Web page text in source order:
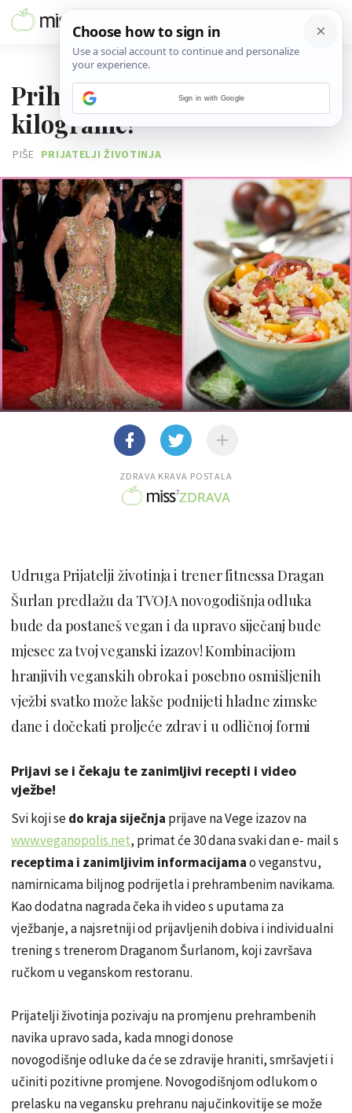
Prihvati Vege izazov i izgubi
kilograme!
PIŠE PRIJATELJI ŽIVOTINJA
ZDRAVA KRAVA POSTALA
Udruga Prijatelji životinja i trener fitnessa Dragan
Šurlan predlažu da TVOJA novogodišnja odluka
bude da postaneš vegan i da upravo siječanj bude
mjesec za tvoj veganski izazov! Kombinacijom
hranjivih veganskih obroka i posebno osmišljenih
vježbi svatko može lakše podnijeti hladne zimske
dane i dočekati proljeće zdrav i u odličnoj formi
Prijavi se i čekaju te zanimljivi recepti i video
vježbe!
Svi koji sedo kraja siječnja prijave na Vege izazov na
www.veganopolis.net, primat će 30 dana svaki dan e- mail s
receptima i zanimljivim informacijamao veganstvu,
namirnicama biljnog podrijetla i prehrambenim navikama.
Kao dodatna nagrada čeka ih video s uputama za
vježbanje, a najsretniji od prijavljenih dobiva i individualni
trening s trenerom DraganomŠurlanom, koji završava
ručkom u veganskom restoranu.
Prijatelji životinja pozivaju na promjenu prehrambenih
navika upravo sada, kada mnogi donose
novogodišnje odluke da će se zdravije hraniti, smršavjeti i
učiniti pozitivne promjene. Novogodišnjom odlukom o
prelasku na vegansku prehranu najučinkovitije se može
Sign in with Google